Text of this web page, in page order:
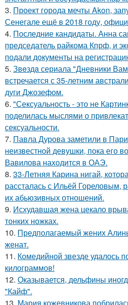
3. Проект города мечты Akon,
Сенегале ещё в 2018 году,
4. Последние кандидаты. Анна
председатель райкома Кпрф, и
подали документы на
5. Звeздa сериала "Дневники
встречается с 35-летним
дуги Джозефом.
6. "Сексуальность - это не
поделилась мыслями о
сексуальности.
7. Павла Дурова заметили в
неизвестной девушки, пока его
Вавилова находится в ОАЭ.
8. 33-Летняя Карина нигай,
рассталась с Ильёй Гореловым,
их абьюзивных отношений.
9. Исхудавшая жена цекало
тонких ножках.
10. Предполагаемый жених
женат.
11. Комедийной звезде удалось
килограммов!
12. Оказывается, дельфины
"Кайф".